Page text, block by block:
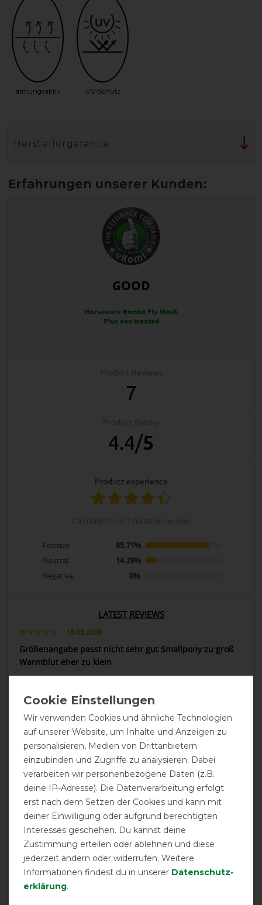
atmungsaktiv UV-Schutz
Herstellergarantie
GOOD
Horseware Rambo Fly Mask
Plus non treated
7
4.4/5
product experience
Positive
85.71%
Neutral
14.29%
Negative
0%
LATEST REVIEWS
18.05.2026
Größenangabe passt nicht sehr gut Smallpony zu groß
Warmblut eher zu klein
Super Passform, super Qualität! Mein großer Holsteiner
trägt Größe "Warmblut" und die Form passt (fast)
optimal. Die Maske ist ihr Geld absolut wert! Der
Abstand der Maske zu den Augen ist bestens. Die
Verarbeitung der Nähte ist sehr hochwertig. Meine
Sorge bzgl. des Augenabstandshalters aus Metall war
völlig unbegründet, da es sich um eine sehr stabile und
dennoch weiche Paspel handelt.
18.04.2025
Beim ersten Mal hatte mein Pferd Angst mit der Mütze.
Das Nasenstück habe ich sofort entfernt. Die Mütze fällt
zu groß aus, aber das wusste noch von meiner letzten
Bestellung. Pony passt meiner Volkblutstute.
Wir verwenden Cookies und ähnliche Technologien
auf unserer Website, um Inhalte und Anzeigen zu
personalisieren, Medien von Drittanbietern
einzubinden und Zugriffe zu analysieren. Dabei
verarbeiten wir personenbezogene Daten (z.B.
deine IP-Adresse). Die Datenverarbeitung erfolgt
erst nach dem Setzen der Cookies und kann mit
deiner Einwilligung oder aufgrund berechtigten
Interesses geschehen. Du kannst deine
Zustimmung erteilen oder ablehnen und diese
jederzeit ändern oder widerrufen. Weitere
Informationen findest du in unserer Daten­schutz­
erklärung.